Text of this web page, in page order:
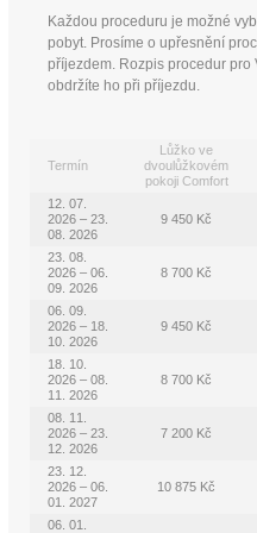
Každou proceduru je možné
pobyt. Prosíme o upřesnění
příjezdem. Rozpis procedur pro
obdržíte ho při příjezdu.
Termín
Lůžko ve
dvoulůžkovém
pokoji Comfort
12. 07.
2026 – 23.
08. 2026
9 450 Kč
23. 08.
2026 – 06.
09. 2026
8 700 Kč
06. 09.
2026 – 18.
10. 2026
9 450 Kč
18. 10.
2026 – 08.
11. 2026
8 700 Kč
08. 11.
2026 – 23.
12. 2026
7 200 Kč
23. 12.
2026 – 06.
01. 2027
10 875 Kč
06. 01.